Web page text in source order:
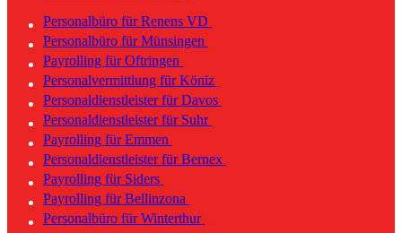
Personalbüro für Renens VD
Personalbüro für Münsingen
Payrolling für Oftringen
Personalvermittlung für Köniz
Personaldienstleister für Davos
Personaldienstleister für Suhr
Payrolling für Emmen
Personaldienstleister für Bernex
Payrolling für Siders
Payrolling für Bellinzona
Personalbüro für Winterthur